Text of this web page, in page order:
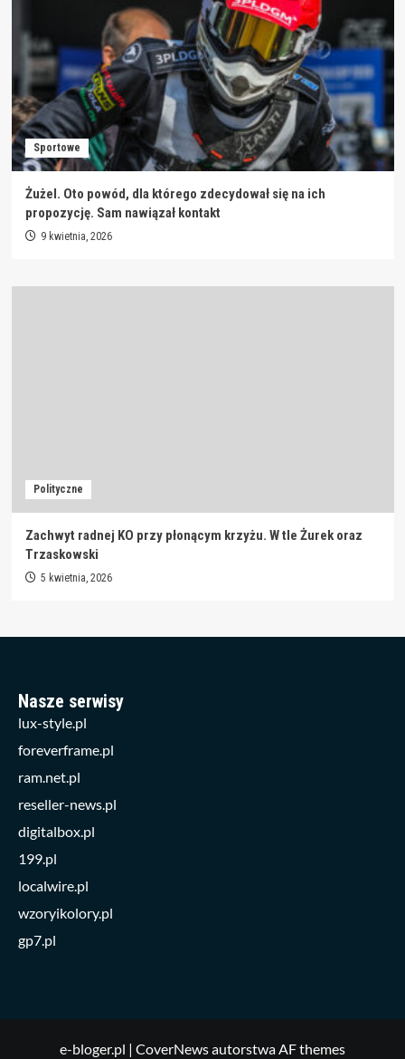
Sportowe
Żużel. Oto powód, dla którego zdecydował się na ich
propozycję. Sam nawiązał kontakt
9 kwietnia, 2026
Polityczne
Zachwyt radnej KO przy płonącym krzyżu. W tle Żurek oraz
Trzaskowski
5 kwietnia, 2026
Nasze serwisy
lux-style.pl
foreverframe.pl
ram.net.pl
reseller-news.pl
digitalbox.pl
199.pl
localwire.pl
wzoryikolory.pl
gp7.pl
e-bloger.pl | CoverNewsautorstwa AF themes